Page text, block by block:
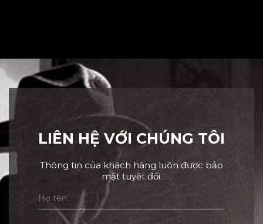
LIÊN HỆ VỚI CHÚNG TÔI
Thông tin của khách hàng luôn được bảo
mật tuyệt đối.